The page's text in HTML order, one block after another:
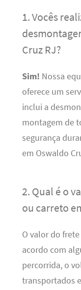
1. Vocês
Cruz RJ?
Sim! Nossa
oferece um
inclui a
montagem de
segurança
em Oswaldo
2. Qual é o
ou carreto
O valor do
acordo com
percorrida, o
transportados